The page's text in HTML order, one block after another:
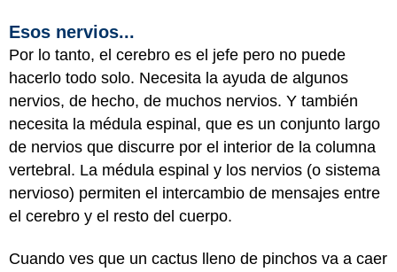
Esos nervios...
Por lo tanto, el cerebro es el jefe pero no puede
hacerlo todo solo. Necesita la ayuda de algunos
nervios, de hecho, de muchos nervios. Y también
necesita la médula espinal, que es un conjunto largo
de nervios que discurre por el interior de la columna
vertebral. La médula espinal y los nervios (o sistema
nervioso) permiten el intercambio de mensajes entre
el cerebro y el resto del cuerpo.
Cuando ves que un cactus lleno de pinchos va a caer